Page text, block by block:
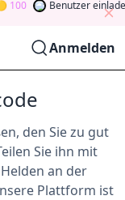
100 Benutzer
Anmelden
den Sie zu gut
Sie ihn mit
an der
Plattform ist